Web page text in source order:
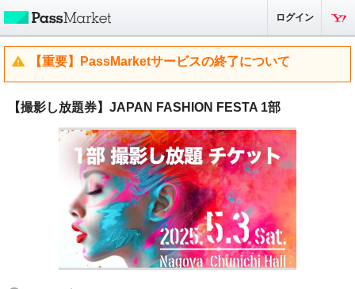
ログイン
【重要】PassMarketサービスの終了について
【撮影し放題券】JAPAN FASHION FESTA 1部